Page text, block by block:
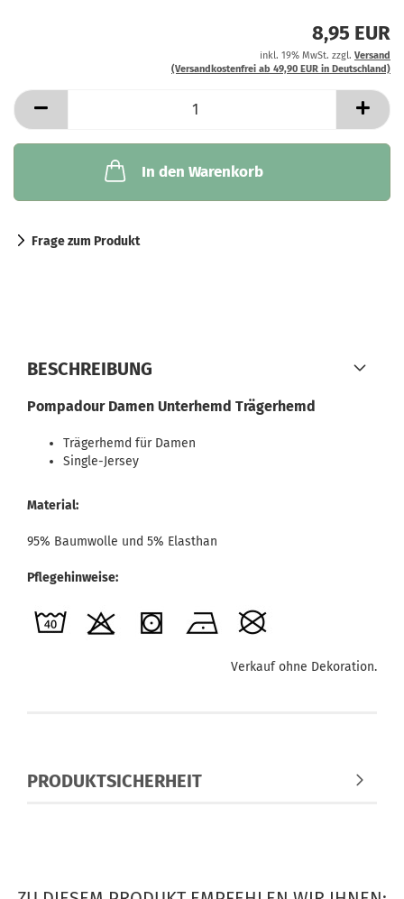
8,95 EUR
inkl. 19% MwSt. zzgl. Versand
(Versandkostenfrei ab 49,90 EUR in Deutschland)
In den Warenkorb
Frage zum Produkt
BESCHREIBUNG
Pompadour Damen Unterhemd Trägerhemd
Trägerhemd für Damen
Single-Jersey
Material:
95% Baumwolle und 5% Elasthan
Pflegehinweise:
Verkauf ohne Dekoration.
PRODUKTSICHERHEIT